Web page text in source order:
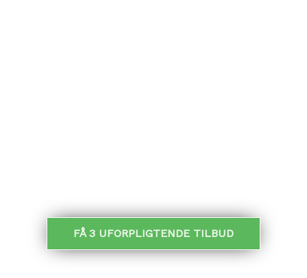
FÅ 3 UFORPLIGTENDE TILBUD